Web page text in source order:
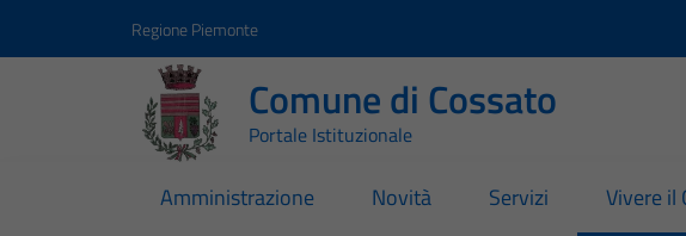
Regione Piemonte
Comune di Cossato
Portale Istituzionale
Amministrazione Novità Servizi Vivere il